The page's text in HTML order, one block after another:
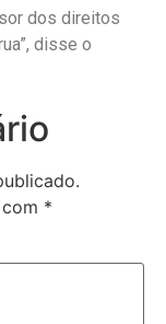
dos direitos
disse o
*